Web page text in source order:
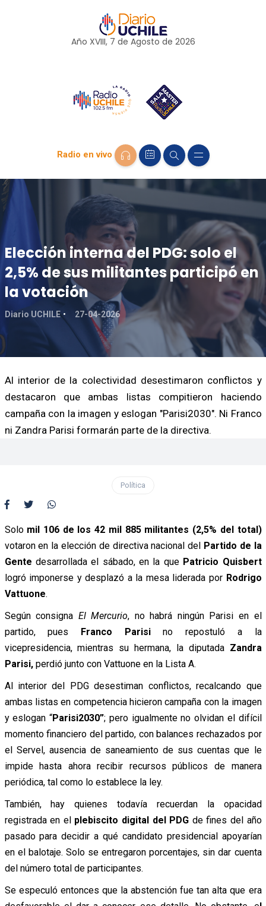
Año XVIII, 7 de Agosto de 2026
Radio en vivo
Elección interna del PDG: solo el
2,5% de sus militantes participó en
la votación
Diario UCHILE 27-04-2026
Al interior de la colectividad desestimaron conflictos y
destacaron que ambas listas compitieron haciendo
campaña con la imagen y eslogan "Parisi2030". Ni Franco
ni Zandra Parisi formarán parte de la directiva.
Política
Solo mil 106 de los 42 mil 885 militantes (2,5% del total)
votaron en la elección de directiva nacional del Partido de la
Gente desarrollada el sábado, en la que Patricio Quisbert
logró imponerse y desplazó a la mesa liderada por Rodrigo
Vattuone.
Según consigna El Mercurio, no habrá ningún Parisi en el
partido, pues Franco Parisino repostuló a la
vicepresidencia, mientras su hermana, la diputada Zandra
Parisi,perdió junto con Vattuone en la Lista A.
Al interior del PDG desestiman conflictos, recalcando que
ambas listas en competencia hicieron campaña con la imagen
y eslogan “Parisi2030”; pero igualmente no olvidan el difícil
momento financiero del partido, con balances rechazados por
el Servel, ausencia de saneamiento de sus cuentas que le
impide hasta ahora recibir recursos públicos de manera
periódica, tal como lo establece la ley.
También, hay quienes todavía recuerdan la opacidad
registrada en el plebiscito digital del PDG de fines del año
pasado para decidir a qué candidato presidencial apoyarían
en el balotaje. Solo se entregaron porcentajes, sin dar cuenta
del número total de participantes.
Se especuló entonces que la abstención fue tan alta que era